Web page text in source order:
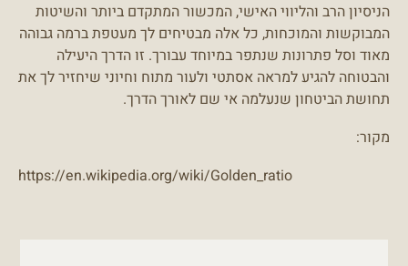
הניסיון הרב והליווי האישי, המכשור המתקדם ביותר והשיטות
המבוקשות והמוכחות, כל אלה מבטיחים לך מעטפת ברמה גבוהה
מאוד וסל פתרונות שנתפר במיוחד עבורך. זו הדרך היעילה
והבטוחה להגיע למראה אסתטי ולעור מתוח וחיוני שיחזיר לך את
תחושת הביטחון שנעלמה אי שם לאורך הדרך.
מקור:
https://en.wikipedia.org/wiki/Golden_ratio